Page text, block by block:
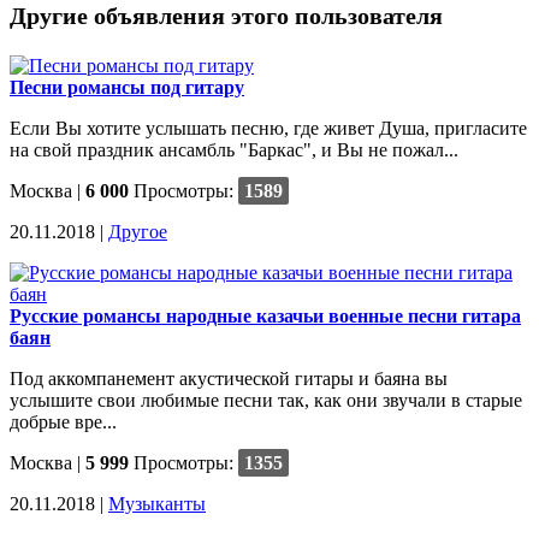
Другие объявления этого пользователя
Песни романсы под гитару
Если Вы хотите услышать песню, где живет Душа, пригласите
на свой праздник ансамбль "Баркас", и Вы не пожал...
Москва | 6 000 Просмотры:
1589
20.11.2018 | Другое
Русские романсы народные казачьи военные песни гитара
баян
Под аккомпанемент акустической гитары и баяна вы
услышите свои любимые песни так, как они звучали в старые
добрые вре...
Москва | 5 999 Просмотры:
1355
20.11.2018 | Музыканты